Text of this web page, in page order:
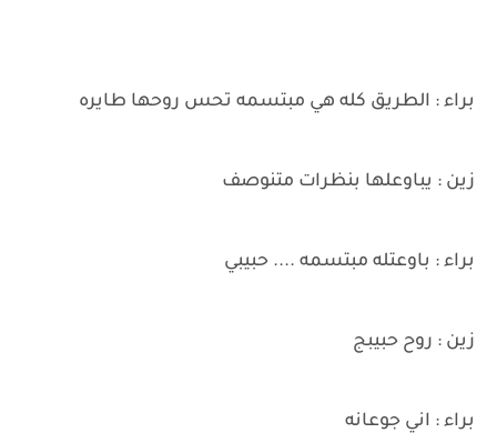
براء : الطريق كله هي مبتسمه تحس روحها طايره
زين : يباوعلها بنظرات متنوصف
براء : باوعتله مبتسمه .... حبيبي
زين : روح حبيبج
براء : اني جوعانه